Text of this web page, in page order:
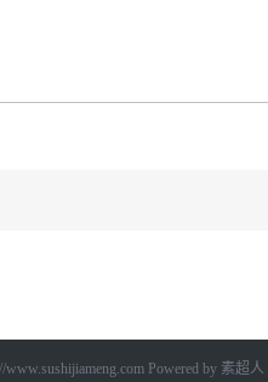
www.sushijiameng.com Powered by 素超人